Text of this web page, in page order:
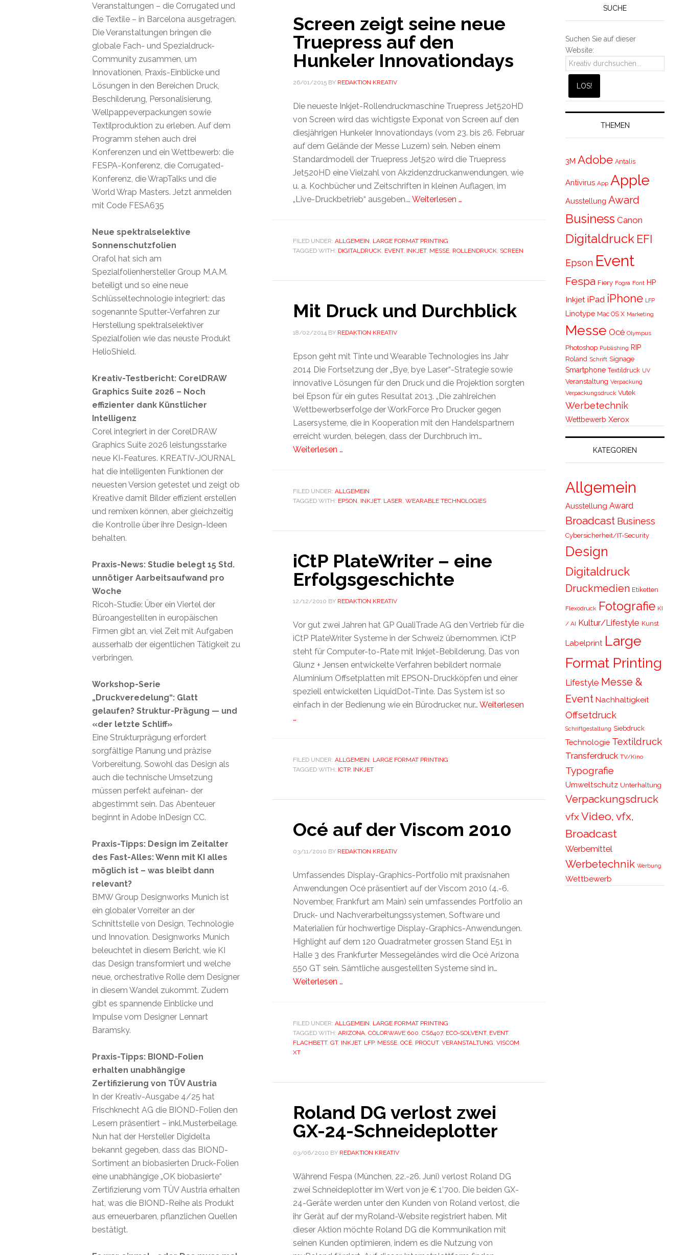
Screen zeigt seine neue
Truepress auf den
Hunkeler Innovationdays
26/01/2015BY REDAKTION KREATIV
Die neueste Inkjet-Rollendruckmaschine Truepress Jet520HD
von Screen wird das wichtigste Exponat von Screen auf den
diesjährigen Hunkeler Innovationdays (vom 23. bis 26. Februar
auf dem Gelände der Messe Luzern) sein. Neben einem
Standardmodell der Truepress Jet520 wird die Truepress
Jet520HD eine Vielzahl von Akzidenzdruckanwendungen, wie
u. a. Kochbücher und Zeitschriften in kleinen Auflagen, im
„Live-Druckbetrieb“ ausgeben.… Weiterlesen …
FILED UNDER: ALLGEMEIN, LARGE FORMAT PRINTING
TAGGED WITH: DIGITALDRUCK, EVENT, INKJET, MESSE, ROLLENDRUCK, SCREEN
Mit Druck und Durchblick
18/02/2014BY REDAKTION KREATIV
Epson geht mit Tinte und Wearable Technologies ins Jahr
2014 Die Fortsetzung der „Bye, bye Laser“-Strategie sowie
innovative Lösungen für den Druck und die Projektion sorgten
bei Epson für ein gutes Resultat 2013. „Die zahlreichen
Wettbewerbserfolge der WorkForce Pro Drucker gegen
Lasersysteme, die in Kooperation mit den Handelspartnern
erreicht wurden, belegen, dass der Durchbruch im…
Weiterlesen …
FILED UNDER: ALLGEMEIN
TAGGED WITH: EPSON, INKJET, LASER, WEARABLE TECHNOLOGIES
iCtP PlateWriter – eine
Erfolgsgeschichte
12/12/2010 BY REDAKTION KREATIV
Vor gut zwei Jahren hat GP QualiTrade AG den Vertrieb für die
iCtP PlateWriter Systeme in der Schweiz übernommen. iCtP
steht für Computer-to-Plate mit Inkjet-Bebilderung. Das von
Glunz + Jensen entwickelte Verfahren bebildert normale
Aluminium Offsetplatten mit EPSON-Druckköpfen und einer
speziell entwickelten LiquidDot-Tinte. Das System ist so
einfach in der Bedienung wie ein Bürodrucker, nur… Weiterlesen
…
FILED UNDER: ALLGEMEIN, LARGE FORMAT PRINTING
TAGGED WITH: ICTP, INKJET
Océ auf der Viscom 2010
03/11/2010 BY REDAKTION KREATIV
Umfassendes Display-Graphics-Portfolio mit praxisnahen
Anwendungen Océ präsentiert auf der Viscom 2010 (4.-6.
November, Frankfurt am Main) sein umfassendes Portfolio an
Druck- und Nachverarbeitungssystemen, Software und
Materialien für hochwertige Display-Graphics-Anwendungen.
Highlight auf dem 120 Quadratmeter grossen Stand E51 in
Halle 3 des Frankfurter Messegeländes wird die Océ Arizona
550 GT sein. Sämtliche ausgestellten Systeme sind in…
Weiterlesen …
FILED UNDER: ALLGEMEIN, LARGE FORMAT PRINTING
TAGGED WITH: ARIZONA, COLORWAVE 600, CS6407, ECO-SOLVENT, EVENT,
FLACHBETT, GT, INKJET, LFP, MESSE, OCÉ, PROCUT, VERANSTALTUNG, VISCOM,
XT
Roland DG verlost zwei
GX-24-Schneideplotter
03/06/2010 BY REDAKTION KREATIV
Während Fespa (München, 22.-26. Juni) verlost Roland DG
zwei Schneideplotter im Wert von je € 1’700. Die beiden GX-
24-Geräte werden unter den Kunden von Roland verlost, die
ihr Gerät auf der myRoland-Website registriert haben. Mit
dieser Aktion möchte Roland DG die Kommunikation mit
seinen Kunden optimieren, indem es die Nutzung von
SUCHE
Suchen Sie auf dieser
Website:
THEMEN
3M Adobe Antalis
Antivirus App Apple
Ausstellung Award
Business Canon
Digitaldruck EFI
Epson Event
Fespa Fiery Fogra Font HP
Inkjet iPad iPhone LFP
Linotype Mac OS X Marketing
Messe Océ Olympus
Photoshop Publishing RIP
Roland Schrift Signage
Smartphone Textildruck UV
Veranstaltung Verpackung
Verpackungsdruck Vutek
Werbetechnik
Wettbewerb Xerox
KATEGORIEN
Allgemein
Ausstellung Award
Broadcast Business
Cybersicherheit/IT-Security
Design
Digitaldruck
Druckmedien Etiketten
Flexodruck Fotografie KI
/ AI Kultur/Lifestyle Kunst
Labelprint Large
Format Printing
Lifestyle Messe &
Event Nachhaltigkeit
Offsetdruck
Schriftgestaltung Siebdruck
Technologie Textildruck
Transferdruck TV/Kino
Typografie
Umweltschutz Unterhaltung
Verpackungsdruck
vfxVideo, vfx,
Broadcast
Werbemittel
Werbetechnik Werbung
Wettbewerb
Veranstaltungen – die Corrugated und
die Textile – in Barcelona ausgetragen.
Die Veranstaltungen bringen die
globale Fach- und Spezialdruck-
Community zusammen, um
Innovationen, Praxis-Einblicke und
Lösungen in den Bereichen Druck,
Beschilderung, Personalisierung,
Wellpappeverpackungen sowie
Textilproduktion zu erleben. Auf dem
Programm stehen auch drei
Konferenzen und ein Wettbewerb: die
FESPA-Konferenz, die Corrugated-
Konferenz, die WrapTalks und die
World Wrap Masters. Jetzt anmelden
mit Code FESA635
Neue spektralselektive
Sonnenschutzfolien
Orafol hat sich am
Spezialfolienhersteller Group M.A.M.
beteiligt und so eine neue
Schlüsseltechnologie integriert: das
sogenannte Sputter-Verfahren zur
Herstellung spektralselektiver
Spezialfolien wie das neuste Produkt
HelioShield.
Kreativ-Testbericht: CorelDRAW
Graphics Suite 2026 – Noch
effizienter dank Künstlicher
Intelligenz
Corel integriert in der CorelDRAW
Graphics Suite 2026 leistungsstarke
neue KI-Features. KREATIV-JOURNAL
hat die intelligenten Funktionen der
neuesten Version getestet und zeigt ob
Kreative damit Bilder effizient erstellen
und remixen können, aber gleichzeitig
die Kontrolle über ihre Design-Ideen
behalten.
Praxis-News: Studie belegt 15 Std.
unnötiger Aarbeitsaufwand pro
Woche
Ricoh-Studie: Über ein Viertel der
Büroangestellten in europäischen
Firmen gibt an, viel Zeit mit Aufgaben
ausserhalb der eigentlichen Tätigkeit zu
verbringen.
Workshop-Serie
„Druckveredelung“: Glatt
gelaufen? Struktur-Prägung — und
«der letzte Schliff»
Eine Strukturprägung erfordert
sorgfältige Planung und präzise
Vorbereitung. Sowohl das Design als
auch die technische Umsetzung
müssen perfekt aufeinan- der
abgestimmt sein. Das Abenteuer
beginnt in Adobe InDesign CC.
Praxis-Tipps: Design im Zeitalter
des Fast-Alles: Wenn mit KI alles
möglich ist – was bleibt dann
relevant?
BMW Group Designworks Munich ist
ein globaler Vorreiter an der
Schnittstelle von Design, Technologie
und Innovation. Designworks Munich
beleuchtet in diesem Bericht, wie KI
das Design transformiert und welche
neue, orchestrative Rolle dem Designer
in diesem Wandel zukommt. Zudem
gibt es spannende Einblicke und
Impulse vom Designer Lennart
Baramsky.
Praxis-Tipps: BIOND-Folien
erhalten unabhängige
Zertifizierung von TÜV Austria
In der Kreativ-Ausgabe 4/25 hat
Frischknecht AG die BIOND-Folien den
Lesern präsentiert – inkl.Musterbeilage.
Nun hat der Hersteller Digidelta
bekannt gegeben, dass das BIOND-
Sortiment an biobasierten Druck-Folien
eine unabhängige „OK biobasierte“
Zertifizierung vom TÜV Austria erhalten
hat, was die BIOND-Reihe als Produkt
aus erneuerbaren, pflanzlichen Quellen
bestätigt.